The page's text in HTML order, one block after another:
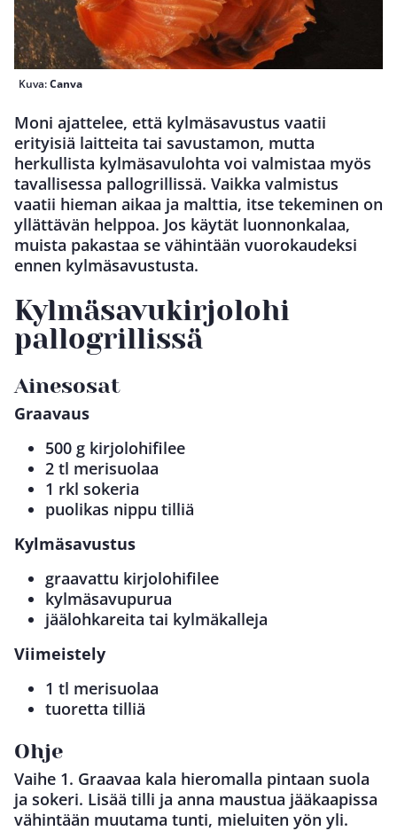
Kuva:Canva
Moni ajattelee, että kylmäsavustus vaatii
erityisiä laitteita tai savustamon, mutta
herkullista kylmäsavulohta voi valmistaa myös
tavallisessa pallogrillissä. Vaikka valmistus
vaatii hieman aikaa ja malttia, itse tekeminen on
yllättävän helppoa. Jos käytät luonnonkalaa,
muista pakastaa se vähintään vuorokaudeksi
ennen kylmäsavustusta.
Kylmäsavukirjolohi
pallogrillissä
Ainesosat
Graavaus
500 g kirjolohifilee
2 tl merisuolaa
1 rkl sokeria
puolikas nippu tilliä
Kylmäsavustus
graavattu kirjolohifilee
kylmäsavupurua
jäälohkareita tai kylmäkalleja
Viimeistely
1 tl merisuolaa
tuoretta tilliä
Ohje
Vaihe 1. Graavaa kala hieromalla pintaan suola
ja sokeri. Lisää tilli ja anna maustua jääkaapissa
vähintään muutama tunti, mieluiten yön yli.